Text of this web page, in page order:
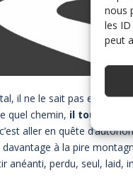
nous
les
peut
il ne le sait pas encore
quel chemin, il touche à
aller en quête
à la pire
anéanti, perdu, seul, laid,